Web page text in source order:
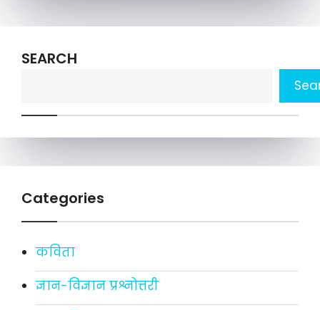
SEARCH
Categories
कविता
ज्ञान-विज्ञान प्रश्नोत्तरी